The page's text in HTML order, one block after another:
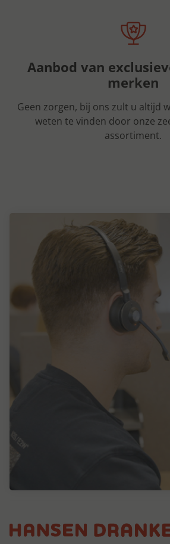
Aanbod van
merken
Geen zorgen, bij ons zult u altijd
weten te vinden door onze
assortiment.